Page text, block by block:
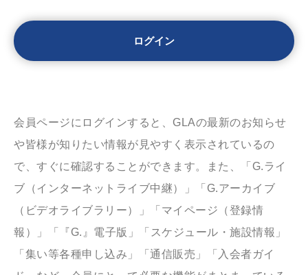
会員ページにログインすると、GLAの最新のお知らせ
や皆様が知りたい情報が見やすく表示されているの
で、すぐに確認することができます。また、「G.ライ
ブ（インターネットライブ中継）」「G.アーカイブ
（ビデオライブラリー）」「マイページ（登録情
報）」「『G.』電子版」「スケジュール・施設情報」
「集い等各種申し込み」「通信販売」「入会者ガイ